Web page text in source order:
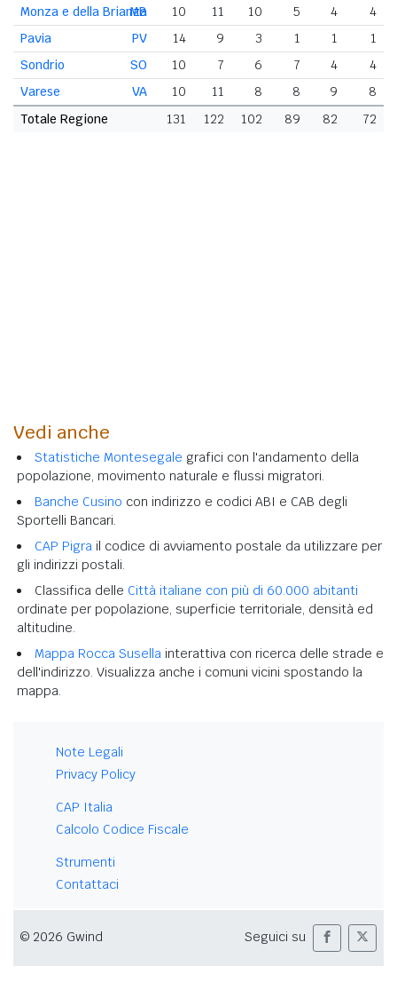
MB
Monza e della Brianza 10 11 10 5 4
4
PV
Pavia 14 9 3 1 1
1
SO
Sondrio 10 7 6 7 4
4
VA
Varese 10 11 8 8 9
8
Totale Regione
131 122 102 89 82 72
Vedi anche
Statistiche Montesegale grafici con l'andamento della
popolazione, movimento naturale e flussi migratori.
Banche Cusino con indirizzo e codici ABI e CAB degli
Sportelli Bancari.
CAP Pigra il codice di avviamento postale da utilizzare per
gli indirizzi postali.
Classifica delle Città italiane con più di 60.000 abitanti
ordinate per popolazione, superficie territoriale, densità ed
altitudine.
Mappa Rocca Susella interattiva con ricerca delle strade e
dell'indirizzo. Visualizza anche i comuni vicini spostando la
mappa.
Note Legali
Privacy Policy
CAP Italia
Calcolo Codice Fiscale
Strumenti
Contattaci
© 2026 Gwind Seguici su